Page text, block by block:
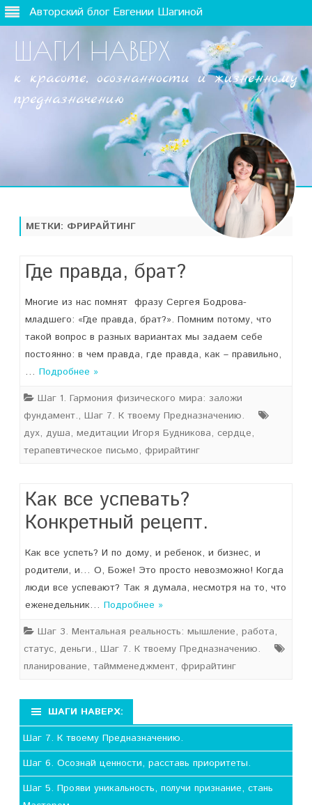
Авторский блог Евгении Шагиной
ШАГИ НАВЕРХ
к красоте, осознанности и жизненному
предназначению
МЕТКИ: ФРИРАЙТИНГ
Где правда, брат?
Многие из нас помнят фразу Сергея Бодрова-
младшего: «Где правда, брат?». Помним потому, что
такой вопрос в разных вариантах мы задаем себе
постоянно: в чем правда, где правда, как – правильно,
… Подробнее »
Шаг 1. Гармония физического мира: заложи
фундамент., Шаг 7. К твоему Предназначению.
дух, душа, медитации Игоря Будникова, сердце,
терапевтическое письмо, фрирайтинг
Как все успевать?
Конкретный рецепт.
Как все успеть? И по дому, и ребенок, и бизнес, и
родители, и… О, Боже! Это просто невозможно! Когда
люди все успевают? Так я думала, несмотря на то, что
еженедельник… Подробнее »
Шаг 3. Ментальная реальность: мышление, работа,
статус, деньги., Шаг 7. К твоему Предназначению.
планирование, таймменеджмент, фрирайтинг
ШАГИ НАВЕРХ:
Шаг 7. К твоему Предназначению.
Шаг 6. Осознай ценности, расставь приоритеты.
Шаг 5. Прояви уникальность, получи признание, стань